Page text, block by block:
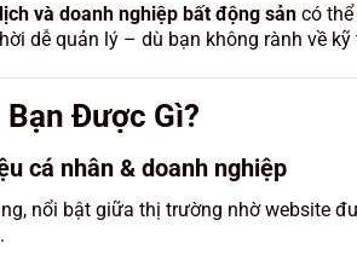
và doanh nghiệp bất động sảncó thể
dễ quản lý – dù bạn không rành về kỹ
Được Gì?
cá nhân & doanh nghiệp
nổi bật giữa thị trường nhờ website